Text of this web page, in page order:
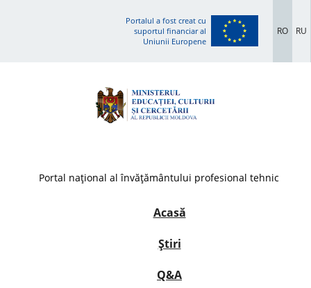
Portalul a fost creat cu
suportul financiar al
Uniunii Europene
RO RU
Portal național al învățământului profesional tehnic
Acasă
Știri
Q&A